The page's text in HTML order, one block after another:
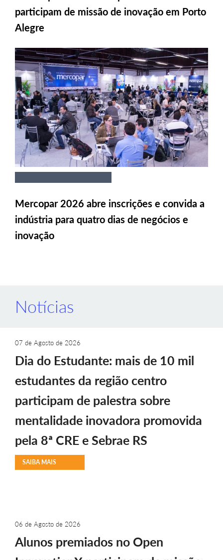
participam de missão de inovação em Porto
Alegre
Mercopar 2026 abre inscrições e convida a
indústria para quatro dias de negócios e
inovação
Notícias
07 de Agosto de 2026
Dia do Estudante: mais de 10 mil
estudantes da região centro
participam de palestra sobre
mentalidade inovadora promovida
pela 8ª CRE e Sebrae RS
SAIBA MAIS
06 de Agosto de 2026
Alunos premiados no Open